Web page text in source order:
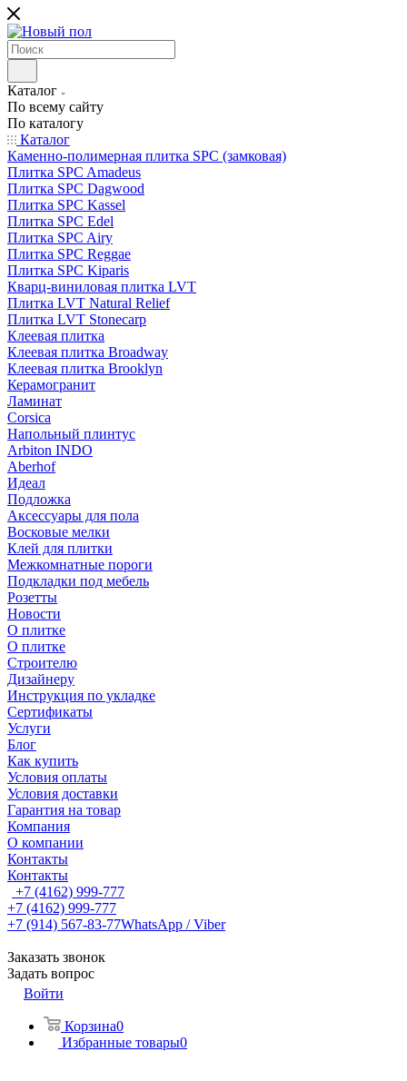
Каталог
По всему сайту
По каталогу
Каталог
Каменно-полимерная плитка SPC (замковая)
Плитка SPC Amadeus
Плитка SPC Dagwood
Плитка SPC Kassel
Плитка SPC Edel
Плитка SPC Airy
Плитка SPC Reggae
Плитка SPC Kiparis
Кварц-виниловая плитка LVT
Плитка LVT Natural Relief
Плитка LVT Stonecarp
Клеевая плитка
Клеевая плитка Broadway
Клеевая плитка Brooklyn
Керамогранит
Ламинат
Corsica
Напольный плинтус
Arbiton INDO
Aberhof
Идеал
Подложка
Аксессуары для пола
Восковые мелки
Клей для плитки
Межкомнатные пороги
Подкладки под мебель
Розетты
Новости
О плитке
О плитке
Строителю
Дизайнеру
Инструкция по укладке
Сертификаты
Услуги
Блог
Как купить
Условия оплаты
Условия доставки
Гарантия на товар
Компания
О компании
Контакты
Контакты
+7 (4162) 999-777
+7 (4162) 999-777
+7 (914) 567-83-77WhatsApp / Viber
Заказать звонок
Задать вопрос
Войти
Корзина0
Избранные товары0